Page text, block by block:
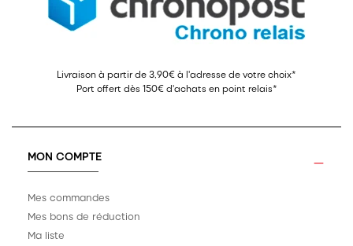
Livraison à partir de 3,90€ à l'adresse de votre choix*
Port offert dès 150€ d'achats en point relais*
MON COMPTE
Mes commandes
Mes bons de réduction
Ma liste